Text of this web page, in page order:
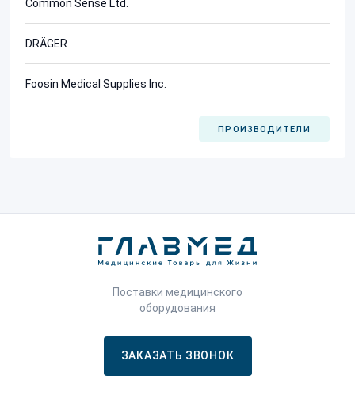
Common Sense Ltd.
DRÄGER
Foosin Medical Supplies Inc.
ПРОИЗВОДИТЕЛИ
Поставки медицинского
оборудования
ЗАКАЗАТЬ ЗВОНОК